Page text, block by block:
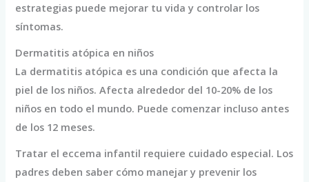
estrategias puede mejorar tu vida y controlar los
síntomas.
Dermatitis atópica en niños
La dermatitis atópica es una condición que afecta la
piel de los niños. Afecta alrededor del 10-20% de los
niños en todo el mundo. Puede comenzar incluso antes
de los 12 meses.
Tratar el eccema infantil requiere cuidado especial. Los
padres deben saber cómo manejar y prevenir los